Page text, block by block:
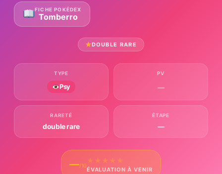
FICHE POKÉDEX
Tomberro
DOUBLE RARE
TYPE
Psy
PV
—
RARETÉ
double rare
ÉTAPE
—
—/10
★ ★ ★ ★ ★
ÉVALUATION À VENIR